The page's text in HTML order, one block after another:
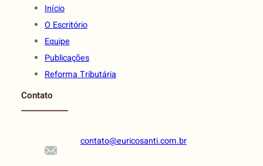
Início
O Escritório
Equipe
Publicações
Reforma Tributária
Contato
contato@euricosanti.com.br